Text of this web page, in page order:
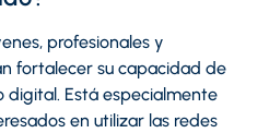
profesionales y
fortalecer su capacidad de
digital. Está especialmente
en utilizar las redes